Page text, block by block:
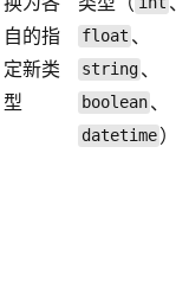
自的指
定新类
型
float 、
string 、
boolean 、
datetime